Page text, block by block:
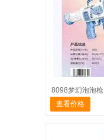
8098梦幻泡泡枪
查看价格